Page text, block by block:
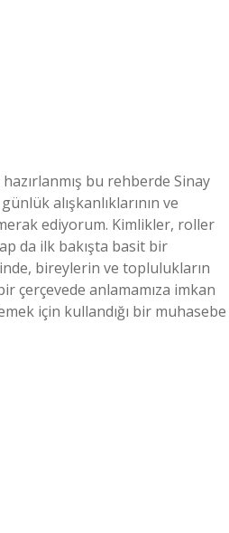
bu rehberde Sinay
alışkanlıklarının ve
ediyorum. Kimlikler, roller
da ilk bakışta basit bir
bireylerin ve toplulukların
çerçevede anlamamıza imkan
için kullandığı bir muhasebe